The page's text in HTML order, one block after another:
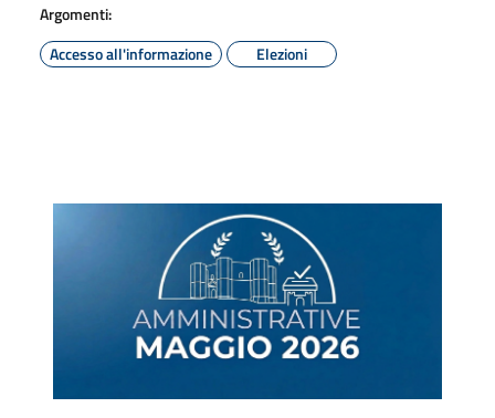
Argomenti:
Accesso all'informazione
Elezioni